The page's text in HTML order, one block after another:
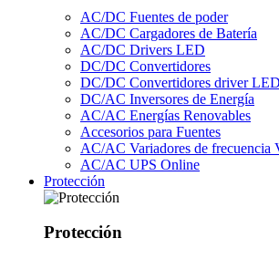
AC/DC Fuentes de poder
AC/DC Cargadores de Batería
AC/DC Drivers LED
DC/DC Convertidores
DC/DC Convertidores driver LED
DC/AC Inversores de Energía
AC/AC Energías Renovables
Accesorios para Fuentes
AC/AC Variadores de frecuencia
AC/AC UPS Online
Protección
Protección